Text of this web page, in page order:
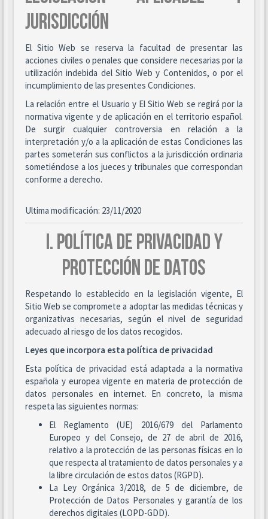
JURISDICCIÓN
El Sitio Web se reserva la facultad de presentar las
acciones civiles o penales que considere necesarias por la
utilización indebida del Sitio Web y Contenidos, o por el
incumplimiento de las presentes Condiciones.
La relación entre el Usuario y El Sitio Web se regirá por la
normativa vigente y de aplicación en el territorio español.
De surgir cualquier controversia en relación a la
interpretación y/o a la aplicación de estas Condiciones las
partes someterán sus conflictos a la jurisdicción ordinaria
sometiéndose a los jueces y tribunales que correspondan
conforme a derecho.
Ultima modificación: 23/11/2020
I. POLÍTICA DE PRIVACIDAD Y
PROTECCIÓN DE DATOS
Respetando lo establecido en la legislación vigente, El
Sitio Web se compromete a adoptar las medidas técnicas y
organizativas necesarias, según el nivel de seguridad
adecuado al riesgo de los datos recogidos.
Leyes que incorpora esta política de privacidad
Esta política de privacidad está adaptada a la normativa
española y europea vigente en materia de protección de
datos personales en internet. En concreto, la misma
respeta las siguientes normas:
El Reglamento (UE) 2016/679 del Parlamento
Europeo y del Consejo, de 27 de abril de 2016,
relativo a la protección de las personas físicas en lo
que respecta al tratamiento de datos personales y a
la libre circulación de estos datos (RGPD).
La Ley Orgánica 3/2018, de 5 de diciembre, de
Protección de Datos Personales y garantía de los
derechos digitales (LOPD-GDD).